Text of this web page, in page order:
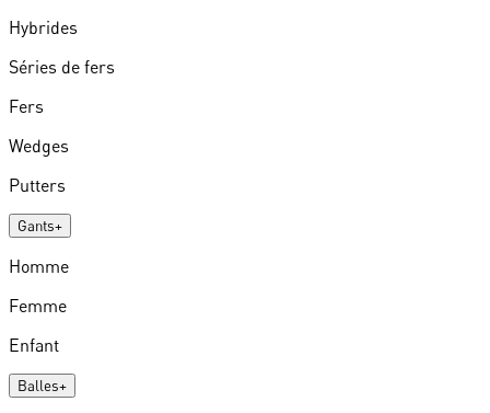
Hybrides
Séries de fers
Fers
Wedges
Putters
Gants+
Homme
Femme
Enfant
Balles+